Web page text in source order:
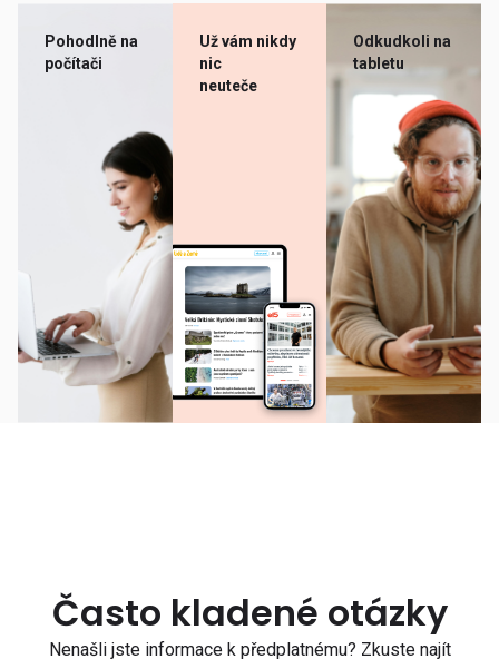
Pohodlně na
počítači
Už vám nikdy
nic
neuteče
Odkudkoli na
tabletu
Často kladené otázky
Nenašli jste informace k předplatnému? Zkuste najít